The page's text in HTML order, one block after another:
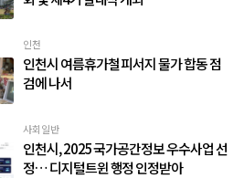
인천
인천시 여름휴가철 피서지 물가 합동 점
검에 나서
사회일반
인천시, 2025 국가공간정보 우수사업 선
정… 디지털트윈 행정 인정받아